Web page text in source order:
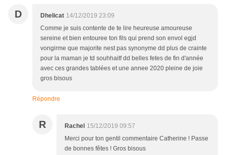
D Dhelicat 14/12/2019 23:09
Comme je suis contente de te lire heureuse amoureuse
sereine et bien entouree ton fils qui prend son envol egjd
vongirme que majorite nest pas synonyme dd plus de crainte
pour la maman je td souhhaitf dd belles fetes de fin d'année
avec ces grandes tablées et une annee 2020 pleine de joie
gros bisous
Répondre
R Rachel 15/12/2019 09:57
Merci pour ton gentil commentaire Catherine ! Passe
de bonnes fêtes ! Gros bisous